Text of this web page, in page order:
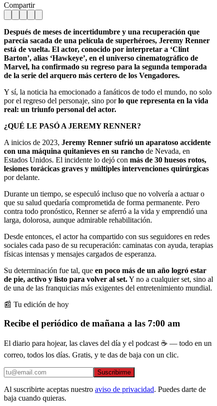
Compartir
Después de meses de incertidumbre y una recuperación que
parecía sacada de una película de superhéroes, Jeremy Renner
está de vuelta. El actor, conocido por interpretar a ‘Clint
Barton’, alias ‘Hawkeye’, en el universo cinematográfico de
Marvel, ha confirmado su regreso para la segunda temporada
de la serie del arquero más certero de los Vengadores.
Y sí, la noticia ha emocionado a fanáticos de todo el mundo, no solo
por el regreso del personaje, sino porlo que representa en la vida
real: un triunfo personal del actor.
¿QUÉ LE PASÓ A JEREMY RENNER?
A inicios de 2023, Jeremy Renner sufrió un aparatoso accidente
con una máquina quitanieves en su rancho de Nevada, en
Estados Unidos. El incidente lo dejó con más de 30 huesos rotos,
lesiones torácicas graves y múltiples intervenciones quirúrgicas
por delante.
Durante un tiempo, se especuló incluso que no volvería a actuar o
que su salud quedaría comprometida de forma permanente. Pero
contra todo pronóstico, Renner se aferró a la vida y emprendió una
larga, dolorosa, aunque admirable rehabilitación.
Desde entonces, el actor ha compartido con sus seguidores en redes
sociales cada paso de su recuperación: caminatas con ayuda, terapias
físicas intensas y mensajes cargados de esperanza.
Su determinación fue tal, que en poco más de un año logró estar
de pie, activo y listo para volver al set.Y no a cualquier set, sino al
de una de las franquicias más exigentes del entretenimiento mundial.
📰 Tu edición de hoy
Recibe el periódico de mañana a las 7:00 am
El diario para hojear, las claves del día y el podcast ☕ — todo en un
correo, todos los días. Gratis, y te das de baja con un clic.
Suscribirme
Al suscribirte aceptas nuestro aviso de privacidad. Puedes darte de
baja cuando quieras.